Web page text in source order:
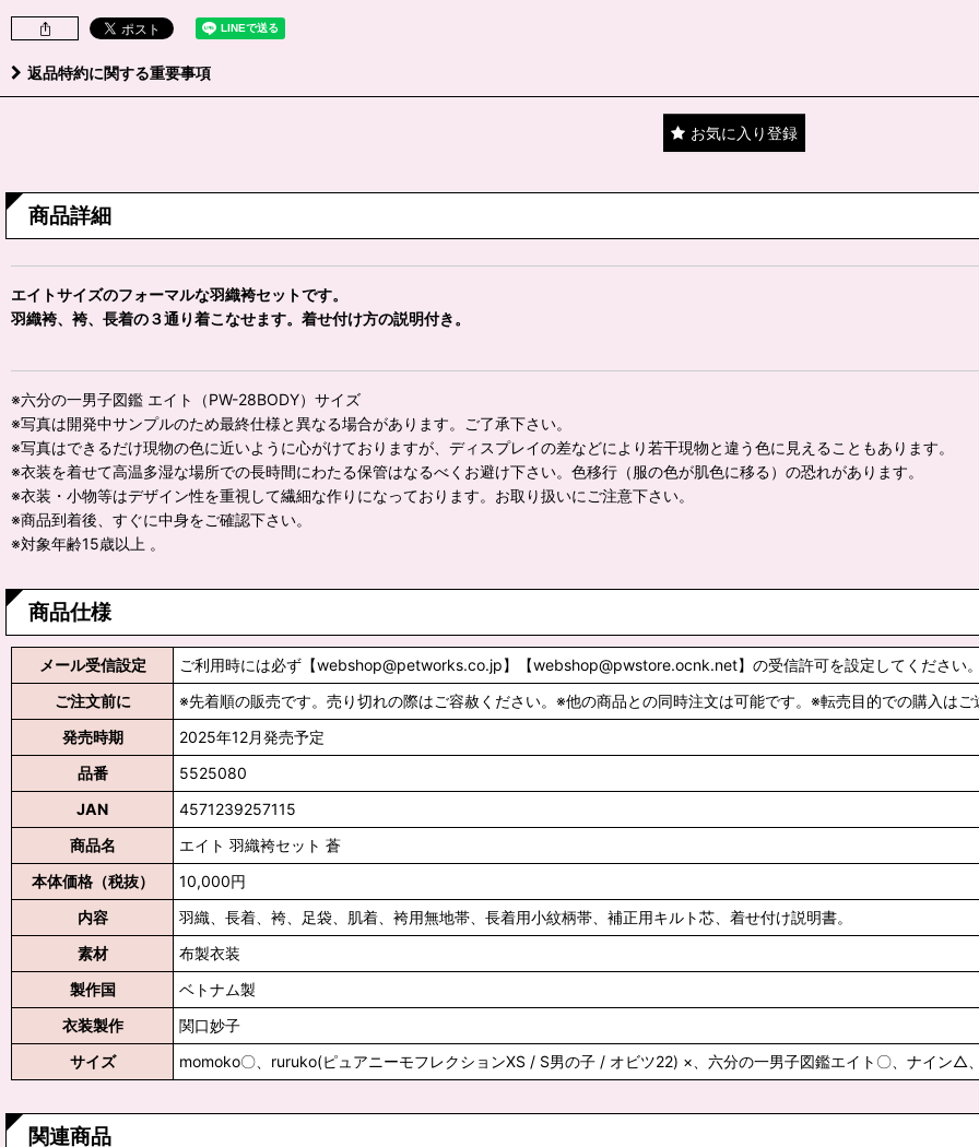
返品特約に関する重要事項
お気に入り登録
商品詳細
エイトサイズのフォーマルな羽織袴セットです。
羽織袴、袴、長着の３通り着こなせます。着せ付け方の説明付き。
※六分の一男子図鑑 エイト（PW-28BODY）サイズ
※写真は開発中サンプルのため最終仕様と異なる場合があります。ご了承下さい。
※写真はできるだけ現物の色に近いように心がけておりますが、ディスプレイの差などにより若干現物と違う色に見えることもあります。
※衣装を着せて高温多湿な場所での長時間にわたる保管はなるべくお避け下さい。色移行（服の色が肌色に移る）の恐れがあります。
※衣装・小物等はデザイン性を重視して繊細な作りになっております。お取り扱いにご注意下さい。
※商品到着後、すぐに中身をご確認下さい。
※対象年齢15歳以上 。
商品仕様
メール受信設定
ご利用時には必ず【webshop@petworks.co.jp】【webshop@pwstore.ocnk.net】の受信許可を設定してください。
ご注文前に
※先着順の販売です。売り切れの際はご容赦ください。※他の商品との同時注文は可能です。※転売目的での購入はご
発売時期
2025年12月発売予定
品番
5525080
JAN
4571239257115
商品名
エイト 羽織袴セット 蒼
本体価格（税抜）
10,000円
内容
羽織、長着、袴、足袋、肌着、袴用無地帯、長着用小紋柄帯、補正用キルト芯、着せ付け説明書。
素材
布製衣装
製作国
ベトナム製
衣装製作
関口妙子
サイズ
momoko〇、ruruko(ピュアニーモフレクションXS / S男の子 / オビツ22) ×、六分の一男子図鑑エイト〇、ナイン△
関連商品